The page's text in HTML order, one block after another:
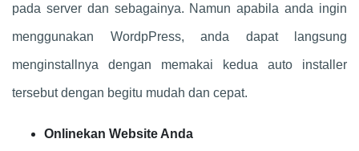
pada server dan sebagainya. Namun apabila anda ingin
menggunakan WordpPress, anda dapat langsung
menginstallnya dengan memakai kedua auto installer
tersebut dengan begitu mudah dan cepat.
Onlinekan Website Anda